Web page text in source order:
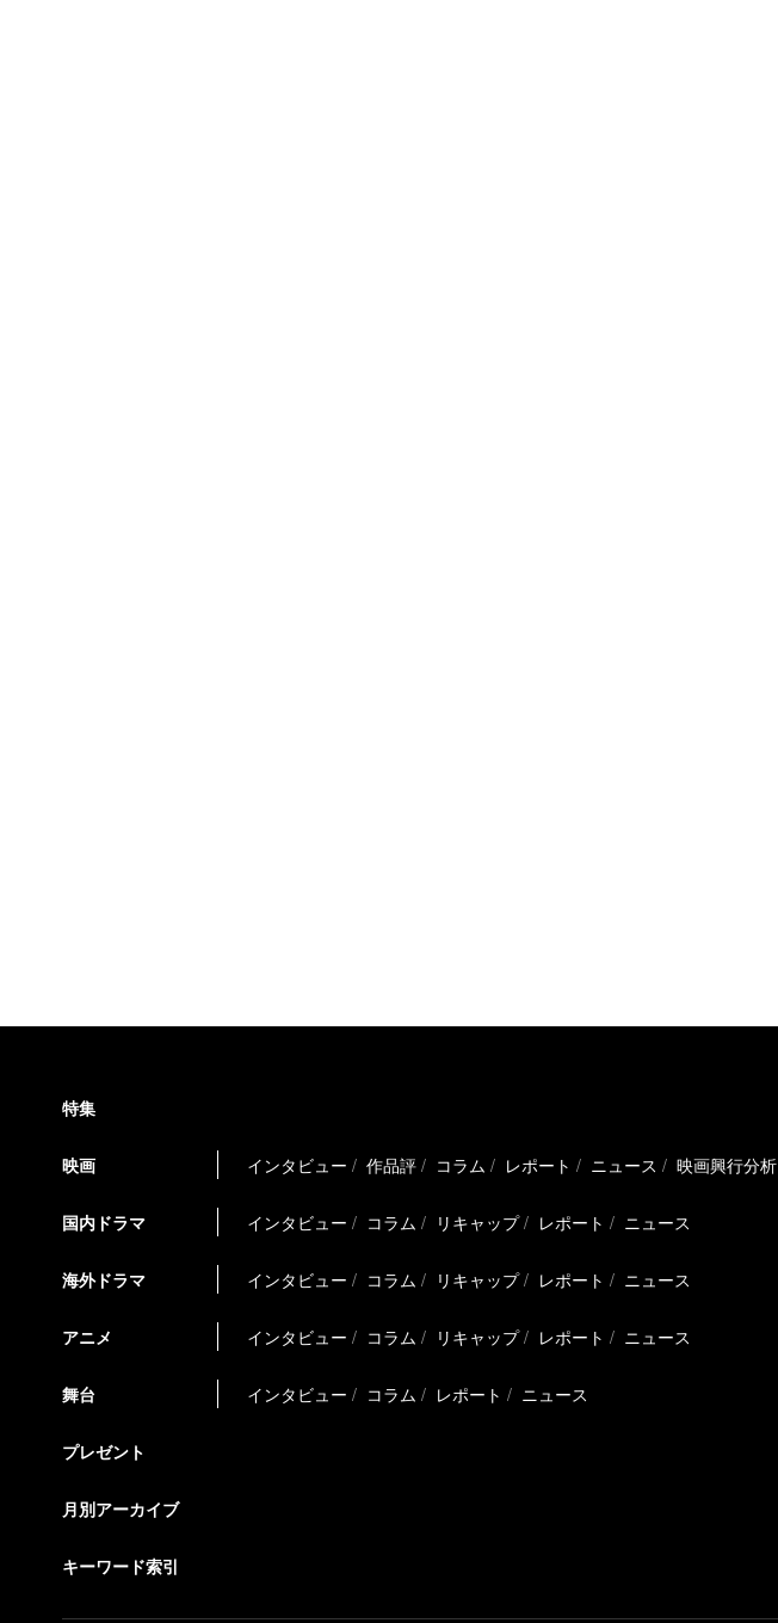
特集
映画 インタビュー 作品評 コラム レポート ニュース 映画興行分析
国内ドラマ インタビュー コラム リキャップ レポート ニュース
海外ドラマ インタビュー コラム リキャップ レポート ニュース
アニメ インタビュー コラム リキャップ レポート ニュース
舞台 インタビュー コラム レポート ニュース
プレゼント
月別アーカイブ
キーワード索引